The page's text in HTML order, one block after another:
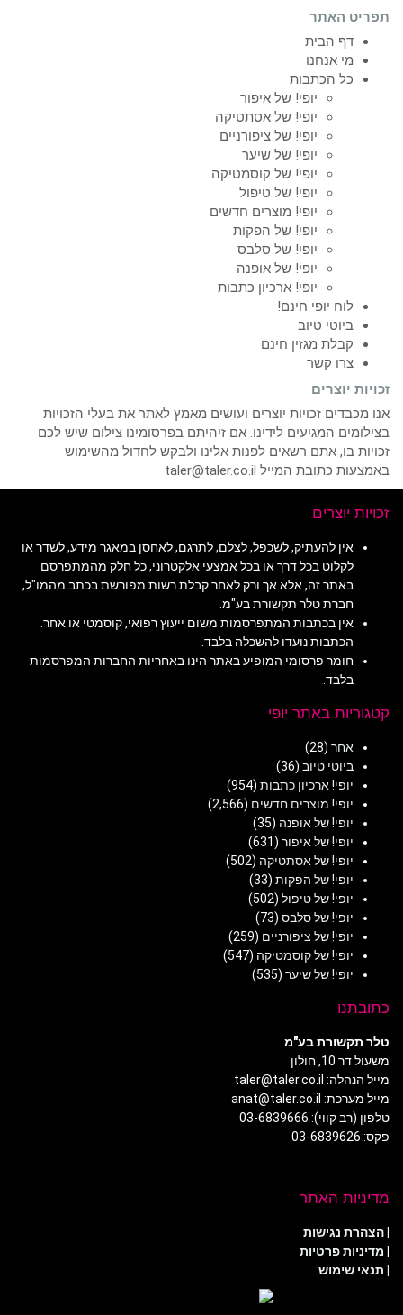
תפריט האתר
דף הבית
מי אנחנו
כל הכתבות
יופי! של איפור
יופי! של אסתטיקה
יופי! של ציפורניים
יופי! של שיער
יופי! של קוסמטיקה
יופי! של טיפול
יופי! מוצרים חדשים
יופי! של הפקות
יופי! של סלבס
יופי! של אופנה
יופי! ארכיון כתבות
לוח יופי חינם!
ביוטי טיוב
קבלת מגזין חינם
צרו קשר
זכויות יוצרים
אנו מכבדים זכויות יוצרים ועושים מאמץ לאתר את בעלי הזכויות
בצילומים המגיעים לידינו. אם זיהיתם בפרסומינו צילום שיש לכם
זכויות בו, אתם רשאים לפנות אלינו ולבקש לחדול מהשימוש
באמצעות כתובת המייל taler@taler.co.il
זכויות יוצרים
אין להעתיק, לשכפל, לצלם, לתרגם, לאחסן במאגר מידע, לשדר או
לקלוט בכל דרך או בכל אמצעי אלקטרוני, כל חלק מהמתפרסם
באתר זה, אלא אך ורק לאחר קבלת רשות מפורשת בכתב מהמו"ל,
חברת טלר תקשורת בע"מ.
אין בכתבות המתפרסמות משום ייעוץ רפואי, קוסמטי או אחר.
הכתבות נועדו להשכלה בלבד.
חומר פרסומי המופיע באתר הינו באחריות החברות המפרסמות
בלבד.
קטגוריות באתר יופי
אחר (28)
ביוטי טיוב (36)
יופי! ארכיון כתבות (954)
יופי! מוצרים חדשים (2,566)
יופי! של אופנה (35)
יופי! של איפור (631)
יופי! של אסתטיקה (502)
יופי! של הפקות (33)
יופי! של טיפול (502)
יופי! של סלבס (73)
יופי! של ציפורניים (259)
יופי! של קוסמטיקה (547)
יופי! של שיער (535)
כתובתנו
טלר תקשורת בע"מ
משעול דר 10, חולון
מייל הנהלה: taler@taler.co.il
מייל מערכת: anat@taler.co.il
טלפון (רב קווי): 03-6839666
פקס: 03-6839626
מדיניות האתר
|הצהרת נגישות
| מדיניות פרטיות
| תנאי שימוש